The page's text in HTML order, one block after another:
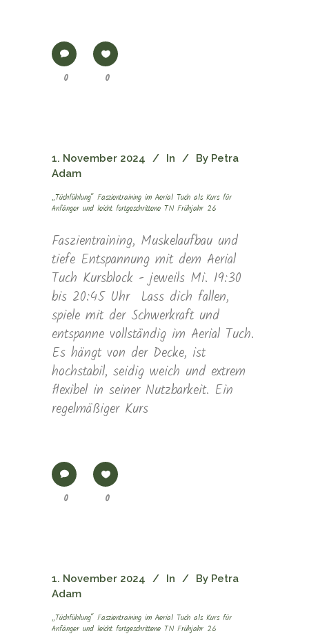
0 0
1. November 2024 In By Petra
Adam
„Tüchfühlung“ Faszientraining im Aerial Tuch als Kurs für
Anfänger und leicht fortgeschrittene TN Frühjahr 26
Faszientraining, Muskelaufbau und
tiefe Entspannung mit dem Aerial
Tuch Kursblock - jeweils Mi. 19:30
bis 20:45 Uhr Lass dich fallen,
spiele mit der Schwerkraft und
entspanne vollständig im Aerial Tuch.
Es hängt von der Decke, ist
hochstabil, seidig weich und extrem
flexibel in seiner Nutzbarkeit. Ein
regelmäßiger Kurs
0 0
1. November 2024 In By Petra
Adam
„Tüchfühlung“ Faszientraining im Aerial Tuch als Kurs für
Anfänger und leicht fortgeschrittene TN Frühjahr 26